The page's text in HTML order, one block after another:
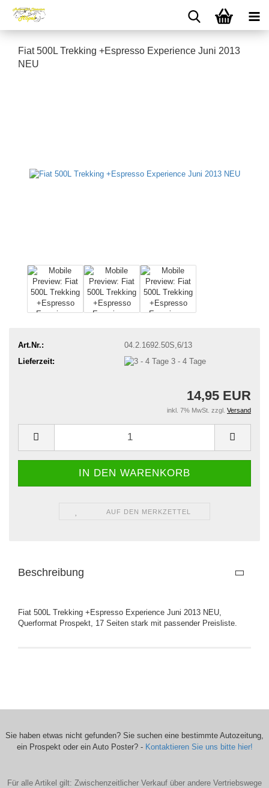
Fiat 500L Trekking +Espresso Experience Juni 2013
NEU
Art.Nr.:
04.2.1692.50S,6/13
Lieferzeit:
3 - 4 Tage
14,95 EUR
inkl. 7% MwSt. zzgl. Versand
AUF DEN MERKZETTEL
Beschreibung
Fiat 500L Trekking +Espresso Experience Juni 2013 NEU,
Querformat Prospekt, 17 Seiten stark mit passender Preisliste.
Sie haben etwas nicht gefunden? Sie suchen eine bestimmte Autozeitung,
ein Prospekt oder ein Auto Poster? - Kontaktieren Sie uns bitte hier!
Für alle Artikel gilt: Zwischenzeitlicher Verkauf über andere Vertriebswege